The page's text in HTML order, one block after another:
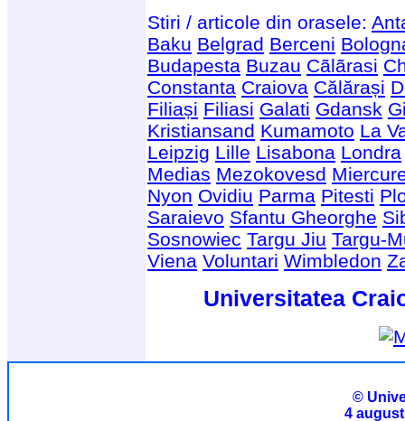
Stiri / articole din orasele:
Baku Belgrad Berceni
Budapesta Buzau Cãlãrasi
Constanta Craiova Călărași
Filiași Filiasi Galati Gdansk
Kristiansand Kumamoto La
Leipzig Lille Lisabona Londra
Medias Mezokovesd
Nyon Ovidiu Parma Pitesti
Saraievo Sfantu Gheorghe
Sosnowiec Targu Jiu Targu-
Viena Voluntari Wimbledon
Universitatea
©
4